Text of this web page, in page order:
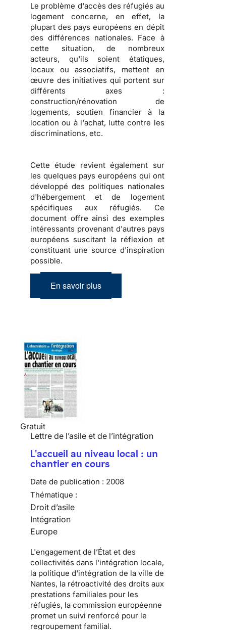
Le problème d'accès des réfugiés au
logement concerne, en effet, la
plupart des pays européens en dépit
des différences nationales. Face à
cette situation, de nombreux
acteurs, qu'ils soient étatiques,
locaux ou associatifs, mettent en
œuvre des initiatives qui portent sur
différents axes :
construction/rénovation de
logements, soutien financier à la
location ou à l'achat, lutte contre les
discriminations, etc.
Cette étude revient également sur
les quelques pays européens qui ont
développé des politiques nationales
d'hébergement et de logement
spécifiques aux réfugiés. Ce
document offre ainsi des exemples
intéressants provenant d'autres pays
européens suscitant la réflexion et
constituant une source d'inspiration
possible.
En savoir plus
Gratuit
Lettre de l’asile et de l’intégration
L'accueil au niveau local : un
chantier en cours
Date de publication : 2008
Thématique :
Droit d’asile
Intégration
Europe
L'engagement de l’État et des
collectivités dans l'intégration locale,
la politique d'intégration de la ville de
Nantes, la rétroactivité des droits aux
prestations familiales pour les
réfugiés, la commission européenne
promet un suivi renforcé pour le
regroupement familial.